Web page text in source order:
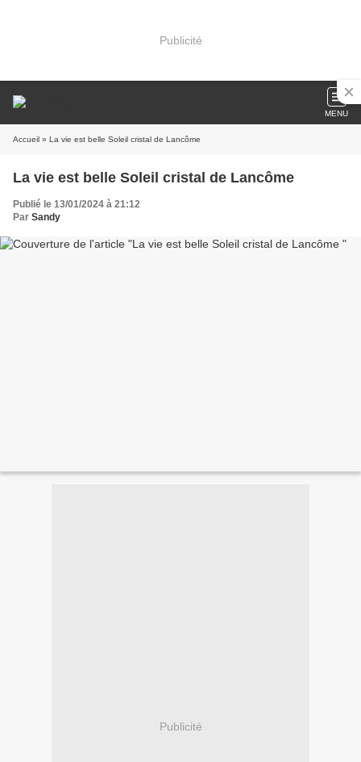
Publicité
MENU
Accueil » La vie est belle Soleil cristal de Lancôme
La vie est belle Soleil cristal de Lancôme
Publié le 13/01/2024 à 21:12
Par Sandy
Publicité